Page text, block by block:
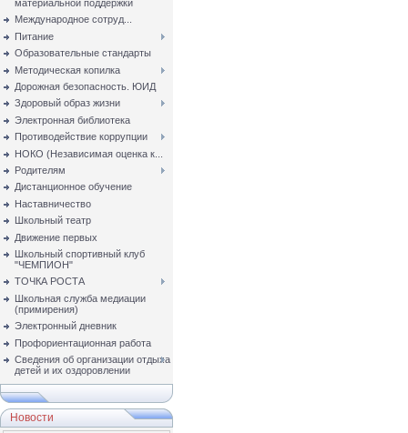
материальной поддержки
Международное сотруд...
Питание
Образовательные стандарты
Методическая копилка
Дорожная безопасность. ЮИД
Здоровый образ жизни
Электронная библиотека
Противодействие коррупции
НОКО (Независимая оценка к...
Родителям
Дистанционное обучение
Наставничество
Школьный театр
Движение первых
Школьный спортивный клуб
"ЧЕМПИОН"
ТОЧКА РОСТА
Школьная служба медиации
(примирения)
Электронный дневник
Профориентационная работа
Сведения об организации отдыха
детей и их оздоровлении
Новости